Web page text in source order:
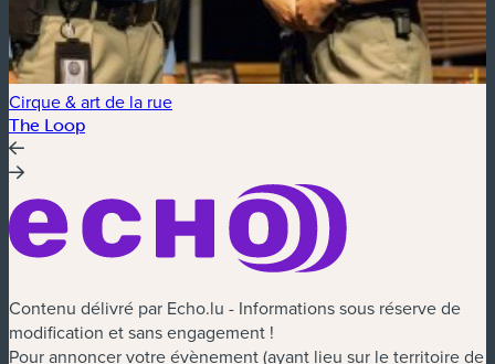
Cirque & art de la rue
The Loop
Contenu délivré par Echo.lu - Informations sous réserve de
modification et sans engagement !
Pour annoncer votre évènement (ayant lieu sur le territoire de